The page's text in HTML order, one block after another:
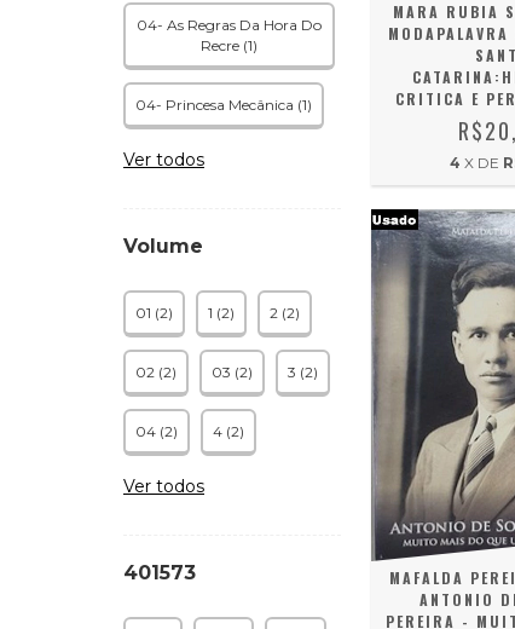
04- As Regras Da Hora Do
Recre (1)
04- Princesa Mecânica (1)
Ver todos
Volume
01 (2) 1 (2) 2 (2)
02 (2) 03 (2) 3 (2)
04 (2) 4 (2)
Ver todos
401573
MARA RUBIA
CRITICA E
4 X DE
MAFALDA
ANTONIO
PEREIRA -